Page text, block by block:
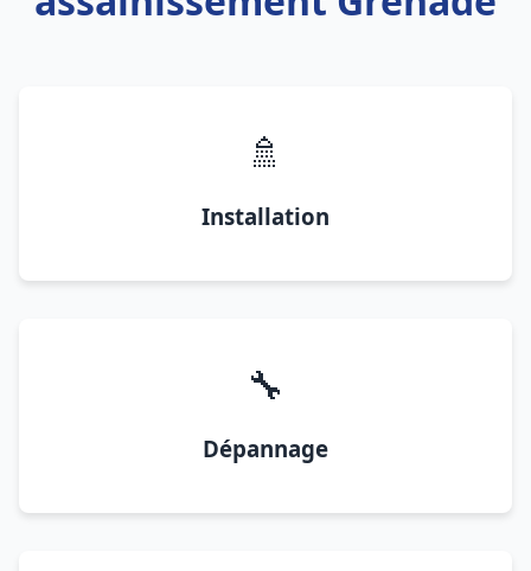
🚿
Installation
🔧
Dépannage